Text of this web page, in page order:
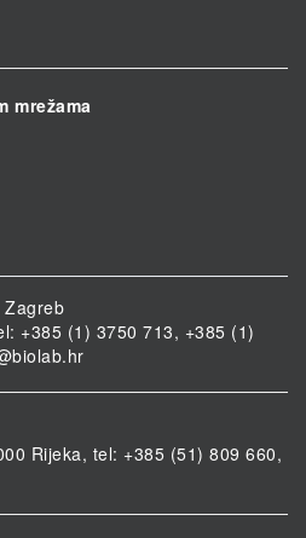
mrežama
Zagreb
+385 (1) 3750 713, +385 (1)
Rijeka, tel: +385 (51) 809 660,